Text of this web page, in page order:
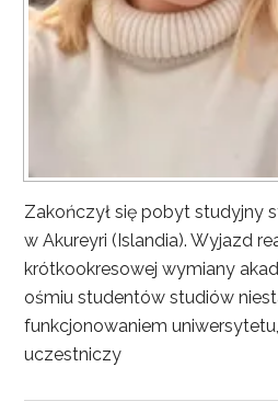
Zakończył się pobyt studyjny
w Akureyri (Islandia). Wyjazd
krótkookresowej wymiany
ośmiu studentów studiów
funkcjonowaniem
uczestniczy